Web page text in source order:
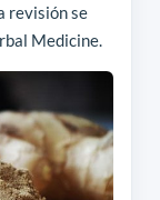
revisión se
Medicine.